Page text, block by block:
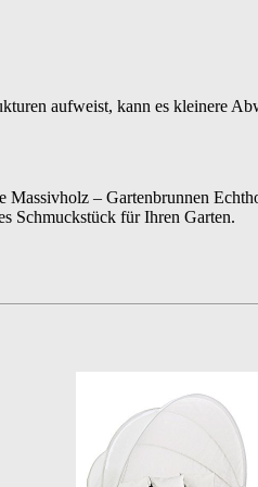
aufweist, kann es kleinere
Massivholz – Gartenbrunnen
Schmuckstück für Ihren Garten.